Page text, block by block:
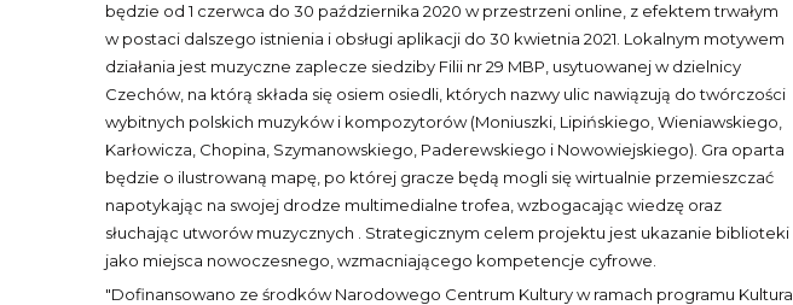
będzie od 1 czerwca do 30 października 2020 w przestrzeni online, z efektem trwałym
w postaci dalszego istnienia i obsługi aplikacji do 30 kwietnia 2021. Lokalnym motywem
działania jest muzyczne zaplecze siedziby Filii nr 29 MBP, usytuowanej w dzielnicy
Czechów, na którą składa się osiem osiedli, których nazwy ulic nawiązują do twórczości
wybitnych polskich muzyków i kompozytorów (Moniuszki, Lipińskiego, Wieniawskiego,
Karłowicza, Chopina, Szymanowskiego, Paderewskiego i Nowowiejskiego). Gra oparta
będzie o ilustrowaną mapę, po której gracze będą mogli się wirtualnie przemieszczać
napotykając na swojej drodze multimedialne trofea, wzbogacając wiedzę oraz
słuchając utworów muzycznych . Strategicznym celem projektu jest ukazanie biblioteki
jako miejsca nowoczesnego, wzmacniającego kompetencje cyfrowe.
"Dofinansowano ze środków Narodowego Centrum Kultury w ramach programu Kultura